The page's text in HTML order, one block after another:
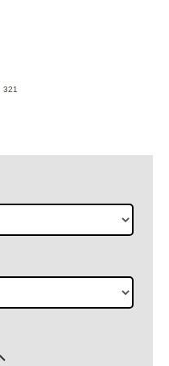
321